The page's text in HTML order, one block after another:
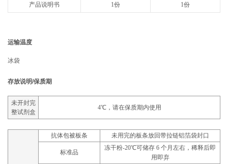
产品说明书 1份 1份
运输温度
冰袋
存放说明/保质期
未开封完
整试剂盒
4℃，请在保质期内使用
抗体包被板条 未用完的板条放回带拉链铝箔袋封口
标准品
冻干粉-20℃可储存 6 个月左右，稀释后即
用即弃